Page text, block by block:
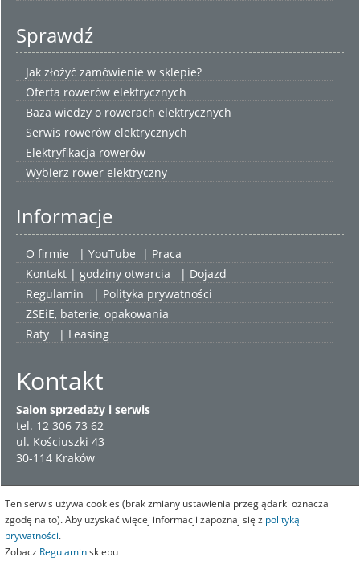
Sprawdź
Jak złożyć zamówienie w sklepie?
Oferta rowerów elektrycznych
Baza wiedzy o rowerach elektrycznych
Serwis rowerów elektrycznych
Elektryfikacja rowerów
Wybierz rower elektryczny
Informacje
O firmie | YouTube | Praca
Kontakt | godziny otwarcia
| Dojazd
Regulamin
| Polityka prywatności
ZSEiE, baterie, opakowania
Raty
| Leasing
Kontakt
Salon sprzedaży i serwis
tel. 12 306 73 62
ul. Kościuszki 43
30-114 Kraków
Ten serwis używa cookies (brak zmiany ustawienia przeglądarki oznacza
zgodę na to). Aby uzyskać więcej informacji zapoznaj się z polityką
prywatności.
Zobacz Regulaminsklepu